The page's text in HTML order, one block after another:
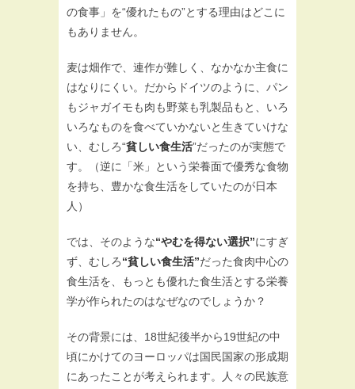
の食事」を“優れたもの”とする理由はどこに
もありません。
麦は畑作で、連作が難しく、なかなか主食に
はなりにくい。だからドイツのように、パン
もジャガイモも肉も野菜も乳製品もと、いろ
いろなものを食べていかないと生きていけな
い、むしろ“貧しい食生活”だったのが実態で
す。（逆に「米」という栄養面で優秀な食物
を持ち、豊かな食生活をしていたのが日本
人）
では、そのような“やむを得ない選択”にすぎ
ず、むしろ“貧しい食生活”だった食肉中心の
食生活を、もっとも優れた食生活とする栄養
学が作られたのはなぜなのでしょうか？
その背景には、18世紀後半から19世紀の中
頃にかけてのヨーロッパは国民国家の形成期
にあったことが考えられます。人々の民族意